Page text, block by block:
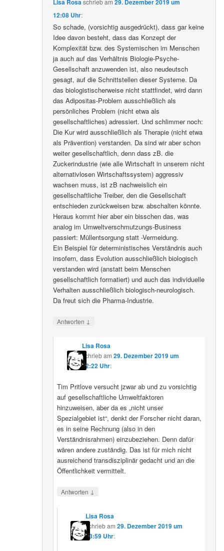
Lisa Rosaschriebam29. Dezember 2019 um
12:08 Uhr:
So schade, (vorsichtig ausgedrückt), dass gar keine
Idee davon besteht, dass das Konzept der
Komplexität bzw. des Systemischen im Menschen
ja auch auf das Verhältnis Biologie-Psyche-
Gesellschaft anzuwenden ist, also neudeutsch
gesagt, auf die Schnittstellen dieser Systeme. Da
das biologistischerweise nicht stattfindet, wird dann
das Adipositas-Problem ausschließlich als
persönliches Problem (nicht etwa als
gesellschaftliches) adressiert. Und schlimmer noch:
Die Kur wird ausschließlich als Therapie (nicht etwa
als Prävention) verstanden. Da sind wir aber schon
weiter gesellschaftlich, denn dass zB. die
Zuckerindustrie (wie alle Wirtschaft in unserem nicht
alternativlosen Wirtschaftssystem) aggressiv
wachsen muss, ist zB nachweislich ein
gesellschaftliche Treiber, den die Gesellschaft
entschieden zurückweisen bzw. abschalten könnte.
Heraus kommt hier aber ein bisschen das, was
analog im Umweltverschmutzungs-Business
passiert: Müllentsorgung statt -Vermeidung.
Ein Beispiel für deterministisches Verständnis auch
insofern, dass Evolution ausschließlich biologisch
verstanden wird (anstatt beim Menschen
gesellschaftlich formatiert) und auch das individuelle
Verhalten ausschließlich biologisch-neurologisch.
Da freut sich die Pharma-Industrie.
Antworten ↓
Lisa Rosa
schriebam 29. Dezember 2019 um
12:22 Uhr:
Tim Pritlove versucht jzwar ab und zu vorsichtig
auf gesellschaftliche Umweltfaktoren
hinzuweisen, aber da es „nicht unser
Spezialgebiet ist“, denkt der Forscher nicht daran,
es in seine Rechnung (also in den
Verständnisrahmen) einzubeziehen. Denn dafür
wären andere zuständig. Das ist für mich nicht
ausreichend transdisziplinär gedacht und an die
Öffentlichkeit vermittelt.
Antworten ↓
Lisa Rosa
schriebam29. Dezember 2019 um
13:59 Uhr: